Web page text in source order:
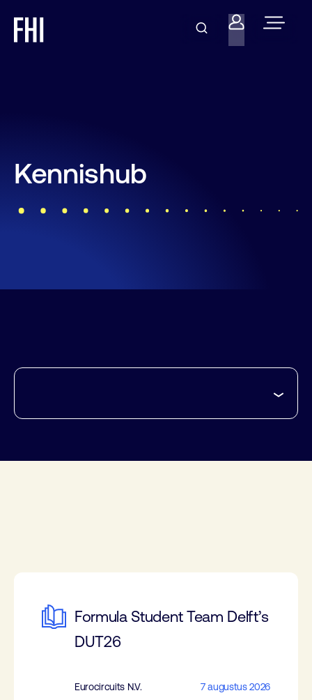
Kennishub
Formula Student Team Delft’s
DUT26
Eurocircuits N.V. 7 augustus 2026